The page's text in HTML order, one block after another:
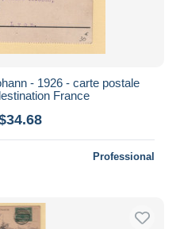
- 1926 - carte postale
France
Professional